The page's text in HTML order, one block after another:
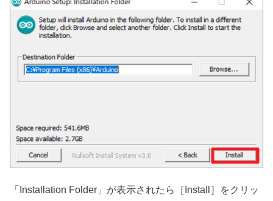
「Installation Folder」が表示されたら［Install］をクリッ